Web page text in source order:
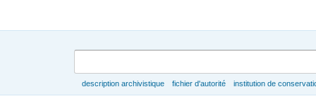
description archivistique fichier d'autorité institution de